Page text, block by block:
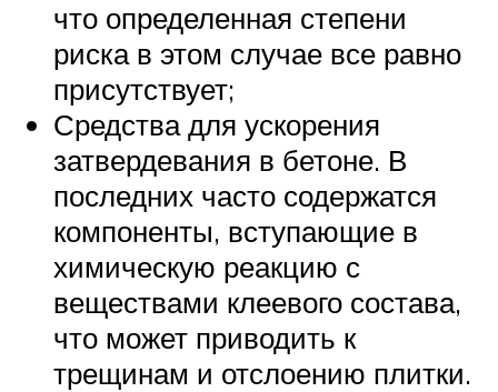
что определенная степени
риска в этом случае все равно
присутствует;
Средства для ускорения
затвердевания в бетоне. В
последних часто содержатся
компоненты, вступающие в
химическую реакцию с
веществами клеевого состава,
что может приводить к
трещинам и отслоению плитки.